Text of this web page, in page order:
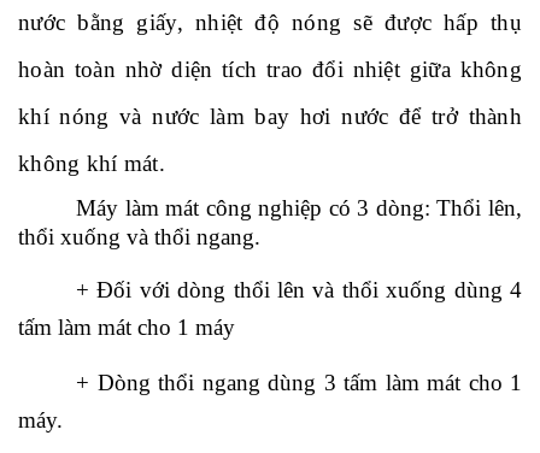
nước bằng giấy, nhiệt độ nóng sẽ được hấp thụ
hoàn toàn nhờ diện tích trao đổi nhiệt giữa không
khí nóng và nước làm bay hơi nước để trở thành
không khí mát.
Máy làm mát công nghiệp có 3 dòng: Thổi lên,
thổi xuống và thổi ngang.
+ Đối với dòng thổi lên và thổi xuống dùng 4
tấm làm mát cho 1 máy
+ Dòng thổi ngang dùng 3 tấm làm mát cho 1
máy.